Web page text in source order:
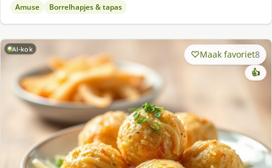
Amuse Borrelhapjes & tapas
AI-kok Maak favoriet8
👍